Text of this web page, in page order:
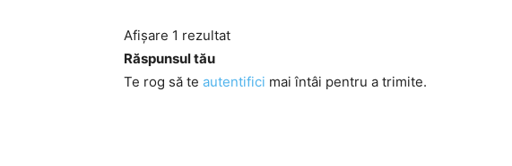
Afișare 1 rezultat
Răspunsul tău
Te rog să te autentifici mai întâi pentru a trimite.